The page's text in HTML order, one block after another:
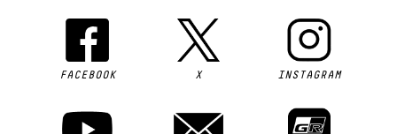
FACEBOOK X INSTAGRAM